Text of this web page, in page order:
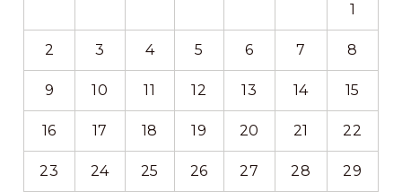
1
2 3 4 5 6 7 8
9 10 11 12 13 14 15
16 17 18 19 20 21 22
23 24 25 26 27 28 29